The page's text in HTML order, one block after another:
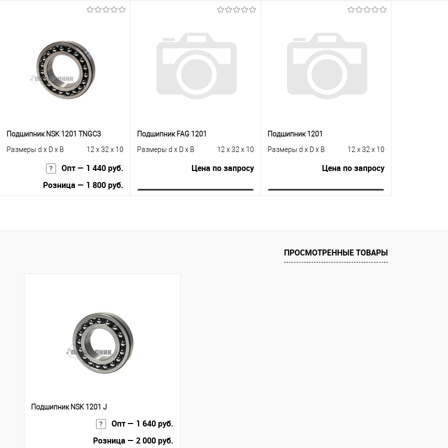
Запросить цену
В избранное
Под заказ
Запросить цену
Купить в 1 клик
В избранное
Купить в 1 клик
К сравнению
В избранное
В наличии
Подшипник NSK 1201 TNGC3
Размеры d x D x B
12 x 32 x 10
Опт — 1 440 руб.
Розница — 1 800 руб.
Подшипник FAG 1201
Размеры d x D x B
12 x 32 x 10
Цена по запросу
Купить в 1 клик
К сравнению
Подшипник 1201
Размеры d x D x B
12 x 32 x 10
Цена по запросу
Купить в 1 клик
К сравнению
В избранное
Под заказ
ПРОСМОТРЕННЫЕ ТОВАРЫ
Подшипник NSK 1201 J
Опт — 1 640 руб.
Розница — 2 000 руб.